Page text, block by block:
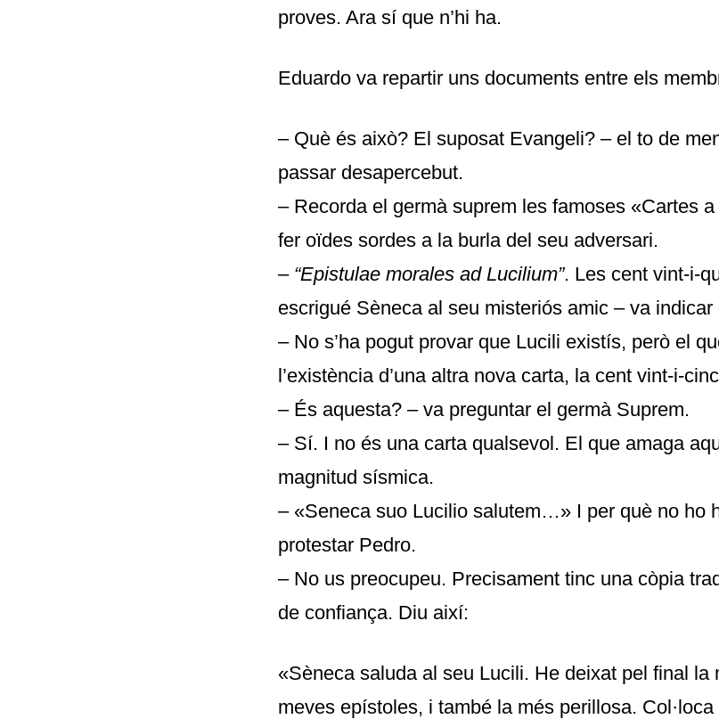
proves. Ara sí que n’hi ha.
Eduardo va repartir uns documents entre els
– Què és això? El suposat Evangeli? – el to de
passar desapercebut.
– Recorda el germà suprem les famoses «Cartes
fer oïdes sordes a la burla del seu adversari.
– “Epistulae morales ad Lucilium”. Les cent vint-i-
escrigué Sèneca al seu misteriós amic – va
– No s’ha pogut provar que Lucili existís, però el
l’existència d’una altra nova carta, la cent vint-i-
– És aquesta? – va preguntar el germà Suprem.
– Sí. I no és una carta qualsevol. El que amaga
magnitud sísmica.
– «Seneca suo Lucilio salutem…» I per què no ho
protestar Pedro.
– No us preocupeu. Precisament tinc una còpia
de confiança. Diu així:
«Sèneca saluda al seu Lucili. He deixat pel final la
meves epístoles, i també la més perillosa.